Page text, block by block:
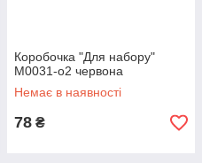
Коробочка "Для набору"
М0031-о2 червона
Немає в наявності
78 ₴